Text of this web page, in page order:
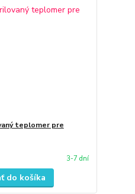
teplomer pre
3-7 dní
do košíka